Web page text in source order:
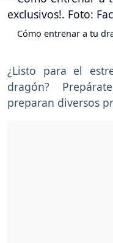
Cómo entrenar a tu
¿Listo para el
dragón?
preparan diversos